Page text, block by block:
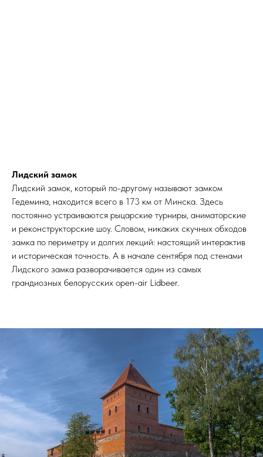
Лидский замок
Лидский замок, который по-другому называют замком
Гедемина, находится всего в 173 км от Минска. Здесь
постоянно устраиваются рыцарские турниры, аниматорские
и реконструкторские шоу. Словом, никаких скучных обходов
замка по периметру и долгих лекций: настоящий интерактив
и историческая точность. А в начале сентября под стенами
Лидского замка разворачивается один из самых
грандиозных белорусских open-air Lidbeer.